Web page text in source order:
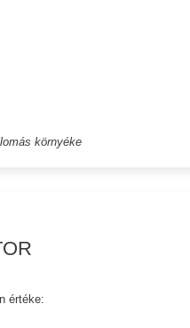
környéke
értéke: